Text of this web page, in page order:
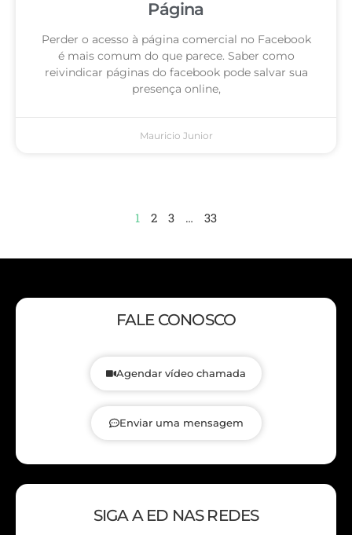
Página
Perder o acesso à página comercial no Facebook
é mais comum do que parece. Saber como
reivindicar páginas do facebook pode salvar sua
presença online,
Mauricio Junior
1 2 3 … 33
FALE CONOSCO
Agendar vídeo chamada
Enviar uma mensagem
SIGA A ED NAS REDES